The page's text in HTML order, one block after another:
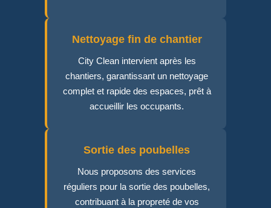
Nettoyage fin de chantier
City Clean intervient après les
chantiers, garantissant un nettoyage
complet et rapide des espaces, prêt à
accueillir les occupants.
Sortie des poubelles
Nous proposons des services
réguliers pour la sortie des poubelles,
contribuant à la propreté de vos